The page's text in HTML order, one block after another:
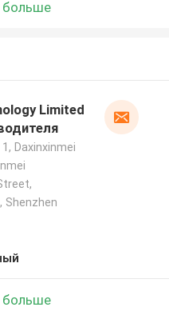
больше
Limited
Daxinxinmei
Shenzhen
больше